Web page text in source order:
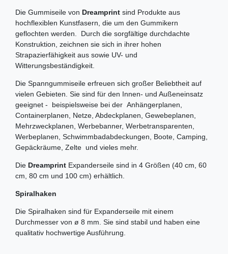
Die Gummiseile von Dreamprint sind Produkte aus
hochflexiblen Kunstfasern, die um den Gummikern
geflochten werden. Durch die sorgfältige durchdachte
Konstruktion, zeichnen sie sich in ihrer hohen
Strapazierfähigkeit aus sowie UV- und
Witterungsbeständigkeit.
Die Spanngummiseile erfreuen sich großer Beliebtheit auf
vielen Gebieten. Sie sind für den Innen- und Außeneinsatz
geeignet - beispielsweise bei der Anhängerplanen,
Containerplanen, Netze, Abdeckplanen, Gewebeplanen,
Mehrzweckplanen, Werbebanner, Werbetransparenten,
Werbeplanen, Schwimmbadabdeckungen, Boote, Camping,
Gepäckräume, Zelte und vieles mehr.
Die Dreamprint Expanderseile sind in 4 Größen (40 cm, 60
cm, 80 cm und 100 cm) erhältlich.
Spiralhaken
Die Spiralhaken sind für Expanderseile mit einem
Durchmesser von ø 8 mm. Sie sind stabil und haben eine
qualitativ hochwertige Ausführung.